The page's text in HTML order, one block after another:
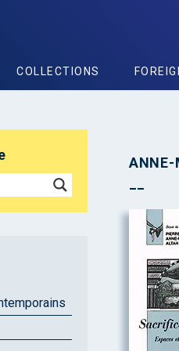
COLLECTIONS
ANNE-